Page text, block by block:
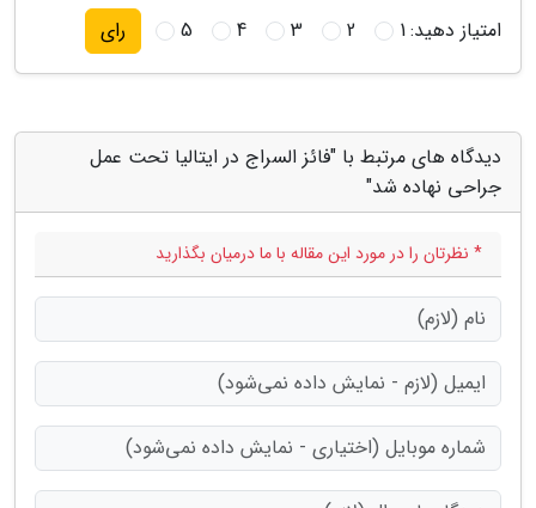
امتیاز دهید:1
2
3
4
5 رای
دیدگاه های مرتبط با "فائز السراج در ایتالیا تحت عمل
جراحی نهاده شد"
* نظرتان را در مورد این مقاله با ما درمیان بگذارید